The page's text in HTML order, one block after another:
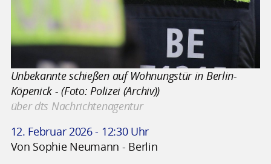
Unbekannte schießen auf Wohnungstür in Berlin-
Köpenick - (Foto: Polizei (Archiv))
über dts Nachrichtenagentur
12. Februar 2026 - 12:30 Uhr
Von Sophie Neumann - Berlin